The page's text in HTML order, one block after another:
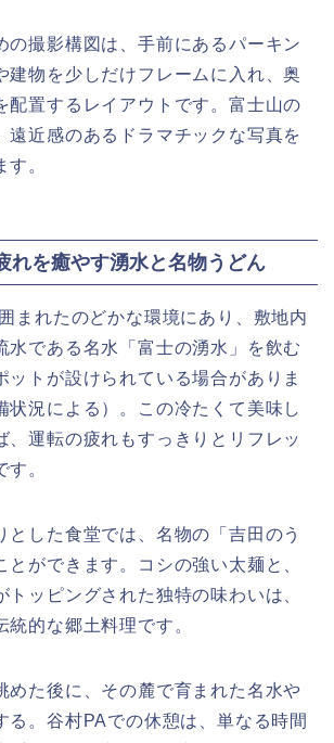
の撮影構図は、手前にあるパーキン
建物を少しだけフレームに入れ、奥
配置するレイアウトです。富士山の
遠近感のあるドラマチックな写真を
。
れを癒やす湧水と名物うどん
まれたのどかな環境にあり、敷地内
水である名水「富士の湧水」を飲む
ットが設けられている場合がありま
況による）。この冷たくて美味し
、運転の疲れもすっきりとリフレッ
。
とした食堂では、名物の「吉田のう
とができます。コシの強い太麺と、
トッピングされた独特の味わいは、
的な郷土料理です。
めた後に、その麓で育まれた名水や
る。谷村PAでの休憩は、単なる時間